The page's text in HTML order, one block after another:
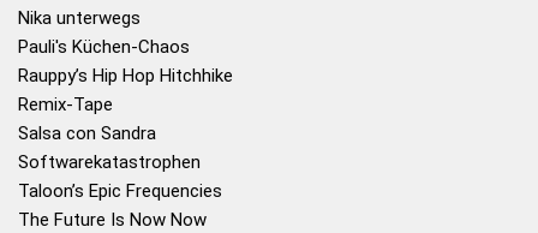
Nika unterwegs
Pauli's Küchen-Chaos
Rauppy’s Hip Hop Hitchhike
Remix-Tape
Salsa con Sandra
Softwarekatastrophen
Taloon’s Epic Frequencies
The Future Is Now Now